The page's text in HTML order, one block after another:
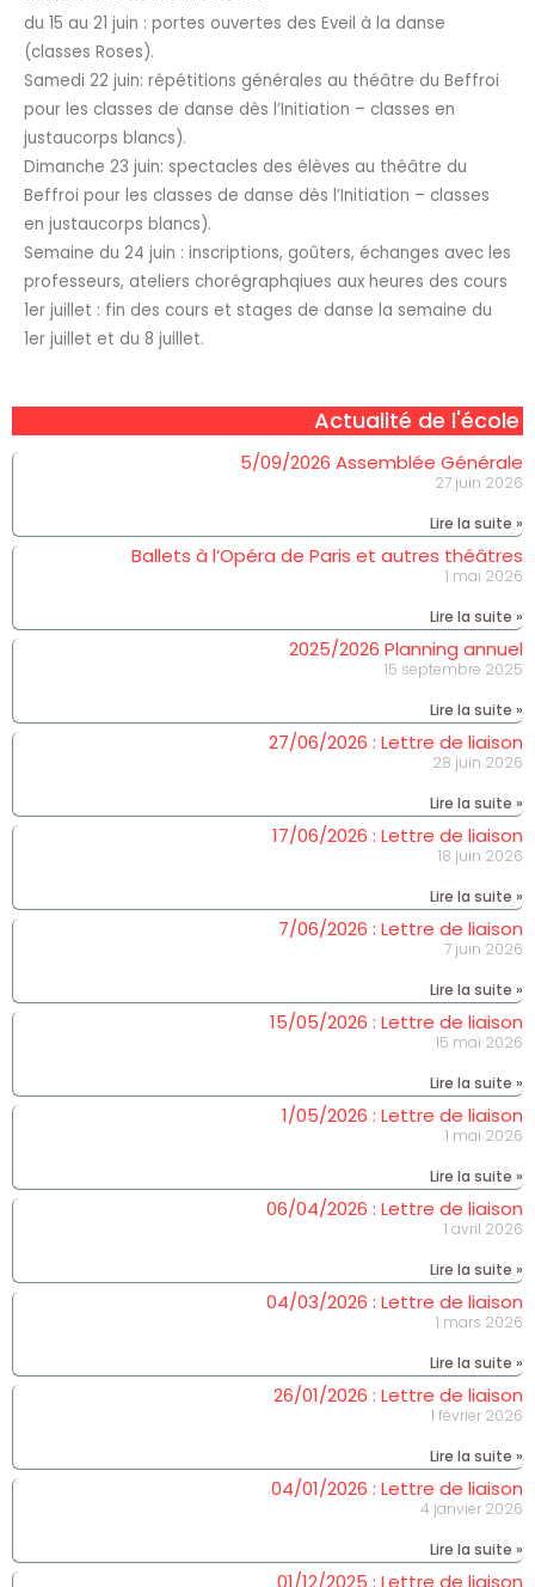
du 15 au 21 juin : portes ouvertes des Eveil à la danse
(classes Roses).
Samedi 22 juin: répétitions générales au théâtre du Beffroi
pour les classes de danse dès l’Initiation – classes en
justaucorps blancs).
Dimanche 23 juin: spectacles des élèves au théâtre du
Beffroi pour les classes de danse dès l’Initiation – classes
en justaucorps blancs).
Semaine du 24 juin : inscriptions, goûters, échanges avec les
professeurs, ateliers chorégraphqiues aux heures des cours
1er juillet : fin des cours et stages de danse la semaine du
1er juillet et du 8 juillet.
Actualité de l'école
5/09/2026 Assemblée Générale
27 juin 2026
Lire la suite »
Ballets à l’Opéra de Paris et autres théâtres
1 mai 2026
Lire la suite »
2025/2026 Planning annuel
15 septembre 2025
Lire la suite »
27/06/2026 : Lettre de liaison
28 juin 2026
Lire la suite »
17/06/2026 : Lettre de liaison
18 juin 2026
Lire la suite »
7/06/2026 : Lettre de liaison
7 juin 2026
Lire la suite »
15/05/2026 : Lettre de liaison
15 mai 2026
Lire la suite »
1/05/2026 : Lettre de liaison
1 mai 2026
Lire la suite »
06/04/2026 : Lettre de liaison
1 avril 2026
Lire la suite »
04/03/2026 : Lettre de liaison
1 mars 2026
Lire la suite »
26/01/2026 : Lettre de liaison
1 février 2026
Lire la suite »
04/01/2026 : Lettre de liaison
4 janvier 2026
Lire la suite »
01/12/2025 : Lettre de liaison